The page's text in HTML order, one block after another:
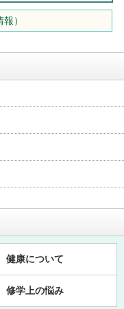
）
健康について
修学上の悩み